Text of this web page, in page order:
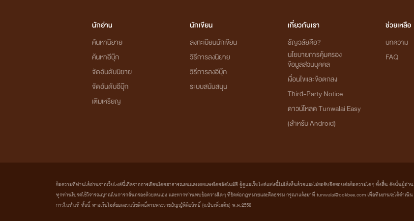
นักอ่าน
ค้นหานิยาย
ค้นหาอีบุ๊ก
จัดอันดับนิยาย
จัดอันดับอีบุ๊ก
เติมเหรียญ
นักเขียน
ลงทะเบียนนักเขียน
วิธีการลงนิยาย
วิธีการลงอีบุ๊ก
ระบบสนับสนุน
เกี่ยวกับเรา
ธัญวลัยคือ?
นโยบายการคุ้มครอง
ข้อมูลส่วนบุคคล
เงื่อนไขและข้อตกลง
Third-Party Notice
ดาวน์โหลด Tunwalai Easy
(สำหรับ Android)
ช่วยเหลือ
บทความ
FAQ
ข้อความที่ท่านได้อ่านจากเว็บไซต์นี้เกิดจากการเขียนโดยสาธารณชนและเผยแพร่โดยอัตโนมัติ ผู้ดูแลเว็บไซต์แห่งนี้ไม่ได้เห็นด้วยและไม่ขอรับผิดชอบต่อข้อความใดๆ ทั้งสิ้น ดังนั้นผู้อ่าน
ทุกท่านโปรดใช้วิจารณญาณในการกลั่นกรองด้วยตนเอง และหากท่านพบข้อความใดๆ ที่ขัดต่อกฎหมายและศีลธรรม กรุณาแจ้งมาที่ tunwalai@ookbee.com เพื่อทีมงานจะได้ดำเนิน
การในทันที ทั้งนี้ ทางเว็บไซต์ขอสงวนลิขสิทธิ์ตามพระราชบัญญัติลิขสิทธิ์ (ฉบับเพิ่มเติม) พ.ศ.2558